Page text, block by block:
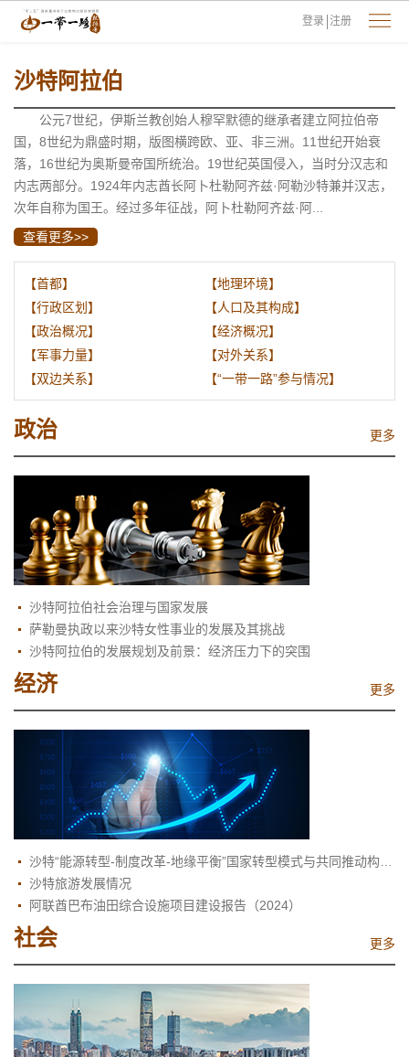
登录 注册
沙特阿拉伯
公元7世纪，伊斯兰教创始人穆罕默德的继承者建立阿拉伯帝
国，8世纪为鼎盛时期，版图横跨欧、亚、非三洲。11世纪开始衰
落，16世纪为奥斯曼帝国所统治。19世纪英国侵入，当时分汉志和
内志两部分。1924年内志酋长阿卜杜勒阿齐兹·阿勒沙特兼并汉志，
次年自称为国王。经过多年征战，阿卜杜勒阿齐兹·阿...
查看更多>>
【首都】
【地理环境】
【行政区划】
【人口及其构成】
【政治概况】
【经济概况】
【军事力量】
【对外关系】
【双边关系】
【“一带一路”参与情况】
政治 更多
沙特阿拉伯社会治理与国家发展
萨勒曼执政以来沙特女性事业的发展及其挑战
沙特阿拉伯的发展规划及前景：经济压力下的突围
经济 更多
沙特旅游发展情况
阿联酋巴布油田综合设施项目建设报告（2024）
社会 更多